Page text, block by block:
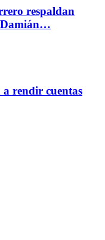
respaldan
Damián…
rendir cuentas